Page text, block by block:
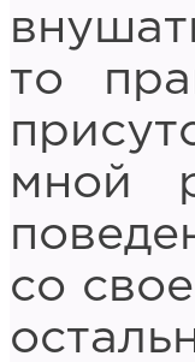
то
мной
со